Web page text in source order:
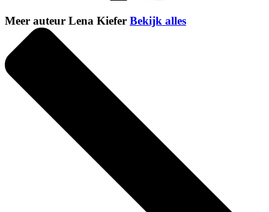
Meer auteur Lena Kiefer Bekijk alles